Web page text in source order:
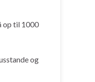
op til 1000
og